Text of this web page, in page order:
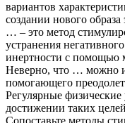
вариантов
создании нового
… – это метод
устранения
инертности с помощью
Неверно, что … можно
помогающего
Регулярные
достижении таких
Сопоставьте методы